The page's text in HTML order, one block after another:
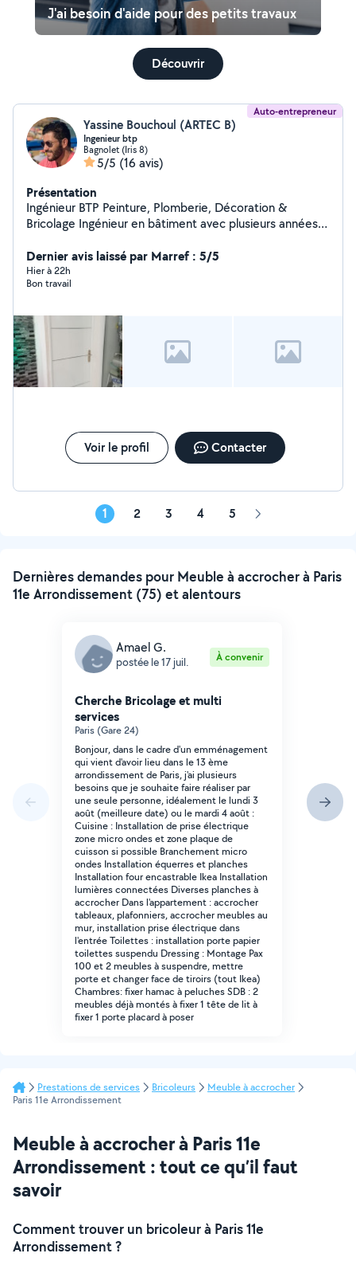
J'ai besoin d'aide pour des petits travaux
Découvrir
Auto-entrepreneur
Yassine Bouchoul (ARTEC B)
Ingenieur btp
Bagnolet (Iris 8)
5/5 (16 avis)
Présentation
Ingénieur BTP Peinture, Plomberie, Décoration &
Bricolage Ingénieur en bâtiment avec plusieurs années
travaux à domicile : Peinture intérieure et extérieure
Travaux de plomberie (robinets, fuites, WC, éviers,
douchettes, etc.) Montage et installation de meubles,
intérieur Petits travaux de rénovation et d'entretien
Travail soigné, finitions de qualité et conseils techniques
personnalisés. Devis gratuit et intervention rapide.
Dernier avis laissé par Marref : 5/5
Hier à 22h
Bon travail
Voir le profil Contacter
1 2 3 4 5 Page
Dernières demandes pour Meuble à accrocher à Paris
11e Arrondissement (75) et alentours
Amael G.
postée le 17 juil. À convenir
Cherche Bricolage et multi
services
Paris (Gare 24)
Bonjour, dans le cadre d'un emménagement
qui vient d'avoir lieu dans le 13 ème
arrondissement de Paris, j'ai plusieurs
besoins que je souhaite faire réaliser par
une seule personne, idéalement le lundi 3
août (meilleure date) ou le mardi 4 août :
Cuisine : Installation de prise électrique
zone micro ondes et zone plaque de
cuisson si possible Branchement micro
ondes Installation équerres et planches
Installation four encastrable Ikea Installation
lumières connectées Diverses planches à
accrocher Dans l'appartement : accrocher
tableaux, plafonniers, accrocher meubles au
mur, installation prise électrique dans
l'entrée Toilettes : installation porte papier
toilettes suspendu Dressing : Montage Pax
100 et 2 meubles à suspendre, mettre
porte et changer face de tiroirs (tout Ikea)
Chambres: fixer hamac à peluches SDB : 2
meubles déjà montés à fixer 1 tête de lit à
fixer 1 porte placard à poser
Prestations de services Bricoleurs
Meuble à accrocher
Paris 11e Arrondissement
Meuble à accrocher à Paris 11e
Arrondissement : tout ce qu’il faut
savoir
Comment trouver un bricoleur à Paris 11e
Arrondissement ?